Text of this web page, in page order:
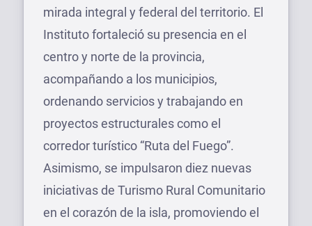
mirada integral y federal del territorio. El
Instituto fortaleció su presencia en el
centro y norte de la provincia,
acompañando a los municipios,
ordenando servicios y trabajando en
proyectos estructurales como el
corredor turístico “Ruta del Fuego”.
Asimismo, se impulsaron diez nuevas
iniciativas de Turismo Rural Comunitario
en el corazón de la isla, promoviendo el